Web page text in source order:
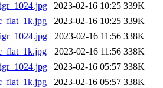
2023-02-16 10:25 339K
2023-02-16 10:25 339K
2023-02-16 11:56 338K
2023-02-16 11:56 338K
2023-02-16 05:57 338K
2023-02-16 05:57 338K